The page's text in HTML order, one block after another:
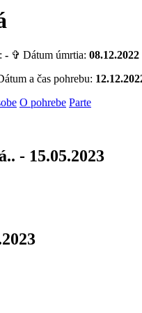
- ✞ Dátum úmrtia: 08.12.2022
a čas pohrebu:
O pohrebe Parte
- 15.05.2023